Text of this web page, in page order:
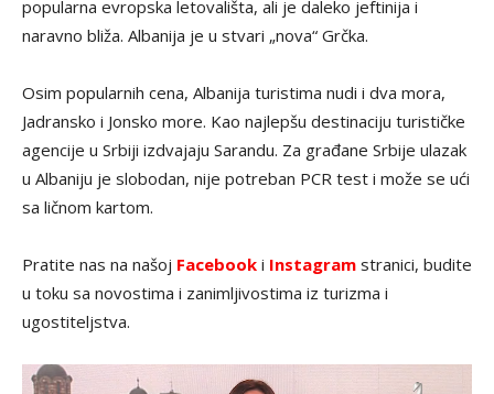
popularna evropska letovališta, ali je daleko jeftinija i
naravno bliža. Albanija je u stvari „nova“ Grčka.
Osim popularnih cena, Albanija turistima nudi i dva mora,
Jadransko i Jonsko more. Kao najlepšu destinaciju turističke
agencije u Srbiji izdvajaju Sarandu. Za građane Srbije ulazak
u Albaniju je slobodan, nije potreban PCR test i može se ući
sa ličnom kartom.
Pratite nas na našoj Facebook i Instagram stranici, budite
u toku sa novostima i zanimljivostima iz turizma i
ugostiteljstva.
P